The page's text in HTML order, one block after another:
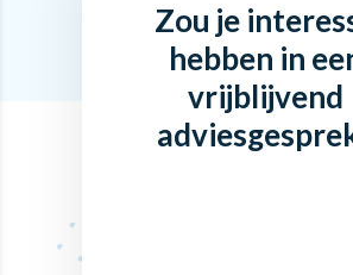
Zou je
hebben in
vrijblijvend